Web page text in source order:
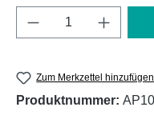
Produkt Anzahl:
Zum Merkzettel hinzufügen
Produktnummer: